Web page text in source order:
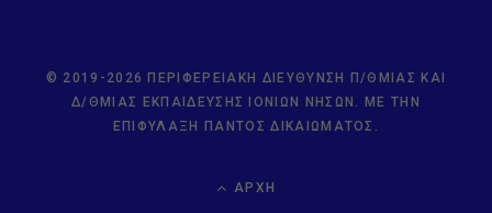
© 2019-2026 ΠΕΡΙΦΕΡΕΙΑΚΉ ΔΙΕΎΘΥΝΣΗ Π/ΘΜΙΑΣ ΚΑΙ
Δ/ΘΜΙΑΣ ΕΚΠΑΊΔΕΥΣΗΣ ΙΟΝΊΩΝ ΝΉΣΩΝ. ΜΕ ΤΗΝ
ΕΠΙΦΎΛΑΞΗ ΠΑΝΤΌΣ ΔΙΚΑΙΏΜΑΤΟΣ.
ΑΡΧΉ